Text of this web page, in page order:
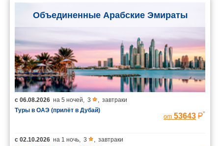
Объединенные Арабские Эмираты
с 06.08.2026 на 5 ночей, 3 , завтраки
Туры в ОАЭ (прилёт в Дубай)
от 53643 *
с 02.10.2026 на 1 ночь, 3 , завтраки